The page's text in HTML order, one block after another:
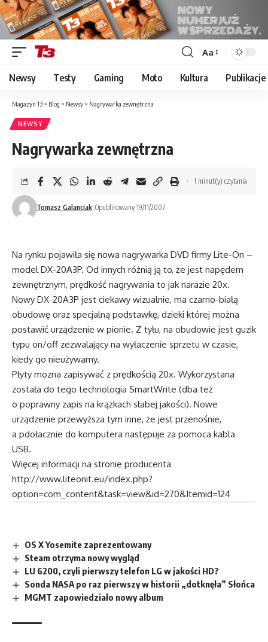
Font
Resizer
Aa
Newsy Testy Gaming Moto Kultura Publikacje
Magazyn T3 > Blog > Newsy > Nagrywarka zewnętrzna
NEWSY
Nagrywarka zewnętrzna
Tomasz Galanciak Opublikowany 19/11/2007
1 minut(y) czytania
Na rynku pojawiła się nowa nagrywarka DVD firmy Lite-On –
model DX-20A3P. Od innych różnią ją to, że jest napędem
zewnętrznym, prędkość nagrywania to jak narazie 20x.
Nowy DX-20A3P jest ciekawy wizualnie, ma czarno-białą
obudowę oraz specjalną podstawkę, dzieki której można
postawić urządzenie w pionie. Z tyłu, na obudowie jest guzik
typu on/off zezwalający na wyłaczenie sprzetu w czasie,
kiedy go nieużywamy.
Płyty mozna zapisywać z prędkością 20x. Wykorzystana
została do tego technologia SmartWrite (dba też
o poprawny zapis na krążkach słabej jakości). Nowe
urządzenie przewyższa tym inne, że jest przenośnie,
a pdołacznie do komputera następuje za pomoca kabla
USB.
Więcej informacji na stronie producenta
http://www.liteonit.eu/index.php?
option=com_content&task=view&id=270&Itemid=124
OS X Yosemite zaprezentowany
Steam otrzyma nowy wygląd
LU 6200, czyli pierwszy telefon LG w jakości HD?
Sonda NASA po raz pierwszy w historii „dotknęła” Słońca
MGMT zapowiedziało nowy album